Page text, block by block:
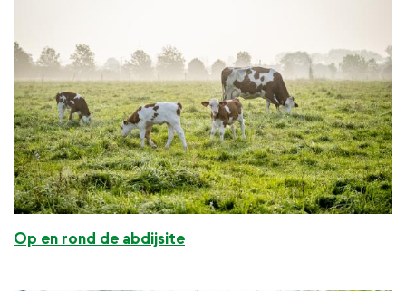
Op en rond de abdijsite